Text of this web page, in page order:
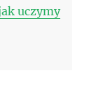
uczymy